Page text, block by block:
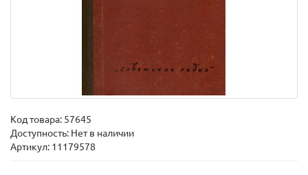
Код товара: 57645
Доступность: Нет в наличии
Артикул: 11179578